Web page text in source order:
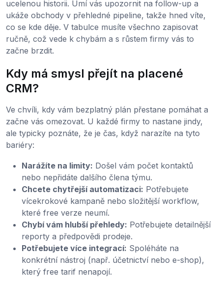
ucelenou historii. Umí vás upozornit na follow-up a
ukáže obchody v přehledné pipeline, takže hned víte,
co se kde děje. V tabulce musíte všechno zapisovat
ručně, což vede k chybám a s růstem firmy vás to
začne brzdit.
Kdy má smysl přejít na placené
CRM?
Ve chvíli, kdy vám bezplatný plán přestane pomáhat a
začne vás omezovat. U každé firmy to nastane jindy,
ale typicky poznáte, že je čas, když narazíte na tyto
bariéry:
Narážíte na limity: Došel vám počet kontaktů
nebo nepřidáte dalšího člena týmu.
Chcete chytřejší automatizaci: Potřebujete
vícekrokové kampaně nebo složitější workflow,
které free verze neumí.
Chybí vám hlubší přehledy: Potřebujete detailnější
reporty a předpovědi prodeje.
Potřebujete více integrací: Spoléháte na
konkrétní nástroj (např. účetnictví nebo e-shop),
který free tarif nenapojí.